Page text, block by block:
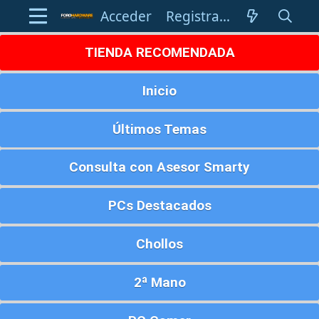
Acceder Registrarse
TIENDA RECOMENDADA
Inicio
Últimos Temas
Consulta con Asesor Smarty
PCs Destacados
Chollos
2ª Mano